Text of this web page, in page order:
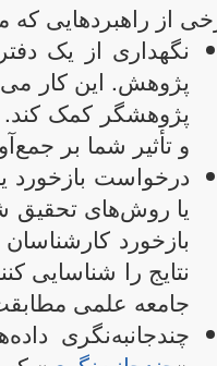
از راهبردهایی که
نگهداری از یک
پژوهش. این کار
پژوهشگر کمک کند.
و تأثیر شما بر
درخواست بازخورد
یا روش‌های تحقیق
بازخورد
نتایج را شناسایی
جامعه علمی
چندجانبه‌نگری